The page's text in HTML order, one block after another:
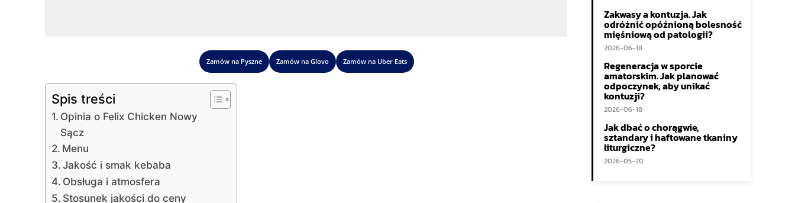
Zamów na Pyszne Zamów na Glovo Zamów na Uber Eats
Spis treści
Opinia o Felix Chicken Nowy
Sącz
Menu
Jakość i smak kebaba
Obsługa i atmosfera
Stosunek jakości do ceny
Zakwasy a kontuzja. Jak
odróżnić opóźnioną bolesność
mięśniową od patologii?
2026-06-18
Regeneracja w sporcie
amatorskim. Jak planować
odpoczynek, aby unikać
kontuzji?
2026-06-18
Jak dbać o chorągwie,
sztandary i haftowane tkaniny
liturgiczne?
2026-05-20